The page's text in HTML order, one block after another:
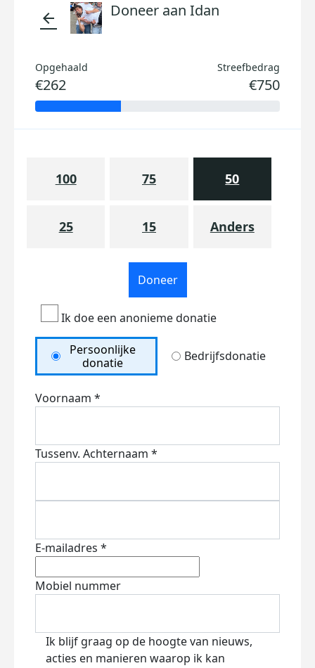
arrow_back Doneer aan Idan
Opgehaald
€262
Streefbedrag
€750
100 75 50
25 15 Anders
Doneer
Ik doe een anonieme donatie
Persoonlijke
donatie
Bedrijfsdonatie
Voornaam *
Tussenv. Achternaam *
E-mailadres *
Mobiel nummer
Ik blijf graag op de hoogte van nieuws,
acties en manieren waarop ik kan